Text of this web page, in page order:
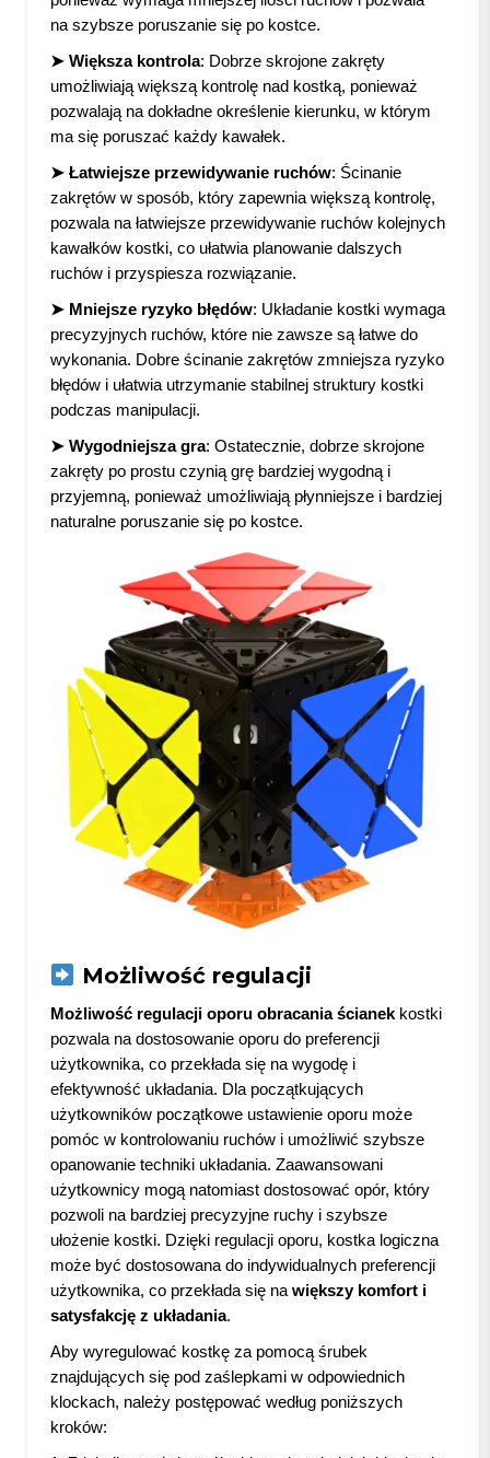
na szybsze poruszanie się po kostce.
➤ Większa kontrola: Dobrze skrojone zakręty
umożliwiają większą kontrolę nad kostką, ponieważ
pozwalają na dokładne określenie kierunku, w którym
ma się poruszać każdy kawałek.
➤ Łatwiejsze przewidywanie ruchów: Ścinanie
zakrętów w sposób, który zapewnia większą kontrolę,
pozwala na łatwiejsze przewidywanie ruchów kolejnych
kawałków kostki, co ułatwia planowanie dalszych
ruchów i przyspiesza rozwiązanie.
➤ Mniejsze ryzyko błędów: Układanie kostki wymaga
precyzyjnych ruchów, które nie zawsze są łatwe do
wykonania. Dobre ścinanie zakrętów zmniejsza ryzyko
błędów i ułatwia utrzymanie stabilnej struktury kostki
podczas manipulacji.
➤ Wygodniejsza gra: Ostatecznie, dobrze skrojone
zakręty po prostu czynią grę bardziej wygodną i
przyjemną, ponieważ umożliwiają płynniejsze i bardziej
naturalne poruszanie się po kostce.
Możliwość regulacji
Możliwość regulacji oporu obracania ścianek kostki
pozwala na dostosowanie oporu do preferencji
użytkownika, co przekłada się na wygodę i
efektywność układania. Dla początkujących
użytkowników początkowe ustawienie oporu może
pomóc w kontrolowaniu ruchów i umożliwić szybsze
opanowanie techniki układania. Zaawansowani
użytkownicy mogą natomiast dostosować opór, który
pozwoli na bardziej precyzyjne ruchy i szybsze
ułożenie kostki. Dzięki regulacji oporu, kostka logiczna
może być dostosowana do indywidualnych preferencji
użytkownika, co przekłada się na większy komfort i
satysfakcję z układania.
Aby wyregulować kostkę za pomocą śrubek
znajdujących się pod zaślepkami w odpowiednich
klockach, należy postępować według poniższych
kroków: